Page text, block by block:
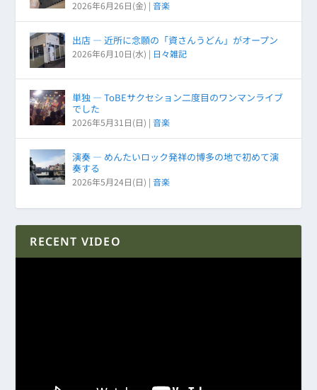
2026年6月26日(金) |音楽
出店 ― 近所に念願の「資さんうどん」がオープン
2026年6月10日(水) | 日々雑記
単独 ― ToBEサクセション二度目のワンマンライブ
でした
2026年5月31日(日) |音楽
演奏 ― めんたいロック発祥の博多の地で初めて演
奏する
2026年5月24日(日) |音楽
RECENT VIDEO